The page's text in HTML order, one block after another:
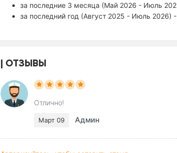
за последние 3 месяца (Май 2026 - Июль
за последний год (Август 2025 - Июль 2026)
ОТЗЫВЫ
Отлично!
Март 09 Админ